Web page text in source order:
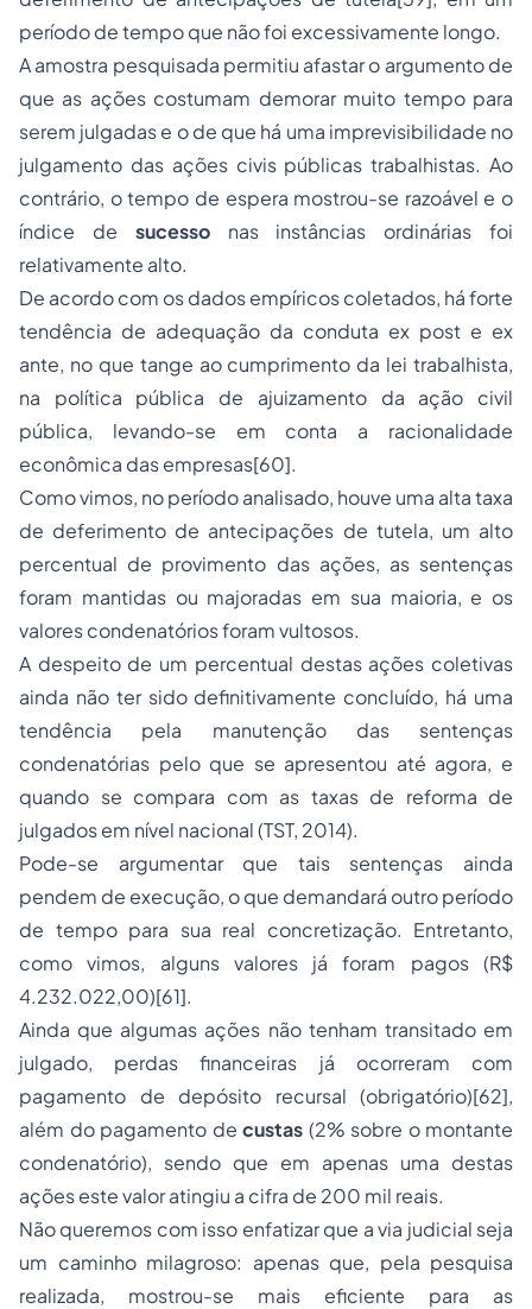
período de tempo que não foi excessivamente longo.
A amostra pesquisada permitiu afastar o argumento de
que as ações costumam demorar muito tempo para
serem julgadas e o de que há uma imprevisibilidade no
julgamento das ações civis públicas trabalhistas. Ao
contrário, o tempo de espera mostrou-se razoável e o
índice de sucessonas instâncias ordinárias foi
relativamente alto.
De acordo com os dados empíricos coletados, há forte
tendência de adequação da conduta ex post e ex
ante, no que tange ao cumprimento da lei trabalhista,
na política pública de ajuizamento da ação civil
pública, levando-se em conta a racionalidade
econômica das empresas[60].
Como vimos, no período analisado, houve uma alta taxa
de deferimento de antecipações de tutela, um alto
percentual de provimento das ações, as sentenças
foram mantidas ou majoradas em sua maioria, e os
valores condenatórios foram vultosos.
A despeito de um percentual destas ações coletivas
ainda não ter sido definitivamente concluído, há uma
tendência pela manutenção das sentenças
condenatórias pelo que se apresentou até agora, e
quando se compara com as taxas de reforma de
julgados em nível nacional (TST, 2014).
Pode-se argumentar que tais sentenças ainda
pendem de execução, o que demandará outro período
de tempo para sua real concretização. Entretanto,
como vimos, alguns valores já foram pagos (R$
4.232.022,00)[61].
Ainda que algumas ações não tenham transitado em
julgado, perdas financeiras já ocorreram com
pagamento de depósito recursal (obrigatório)[62],
além do pagamento de custas (2% sobre o montante
condenatório), sendo que em apenas uma destas
ações este valor atingiu a cifra de 200 mil reais.
Não queremos com isso enfatizar que a via judicial seja
um caminho milagroso: apenas que, pela pesquisa
realizada, mostrou-se mais eficiente para as